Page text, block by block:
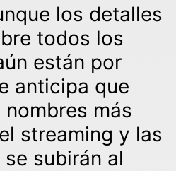
los detalles
todos los
están por
anticipa que
más
streaming y las
subirán al